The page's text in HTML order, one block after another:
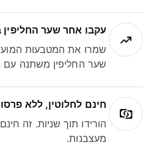
עקבו אחר שער החליפין
שמרו את המטבעות
שער החליפין משתנה עם
חינם לחלוטין, ללא
הורידו תוך שניות. זה חינם
מעצבנות.